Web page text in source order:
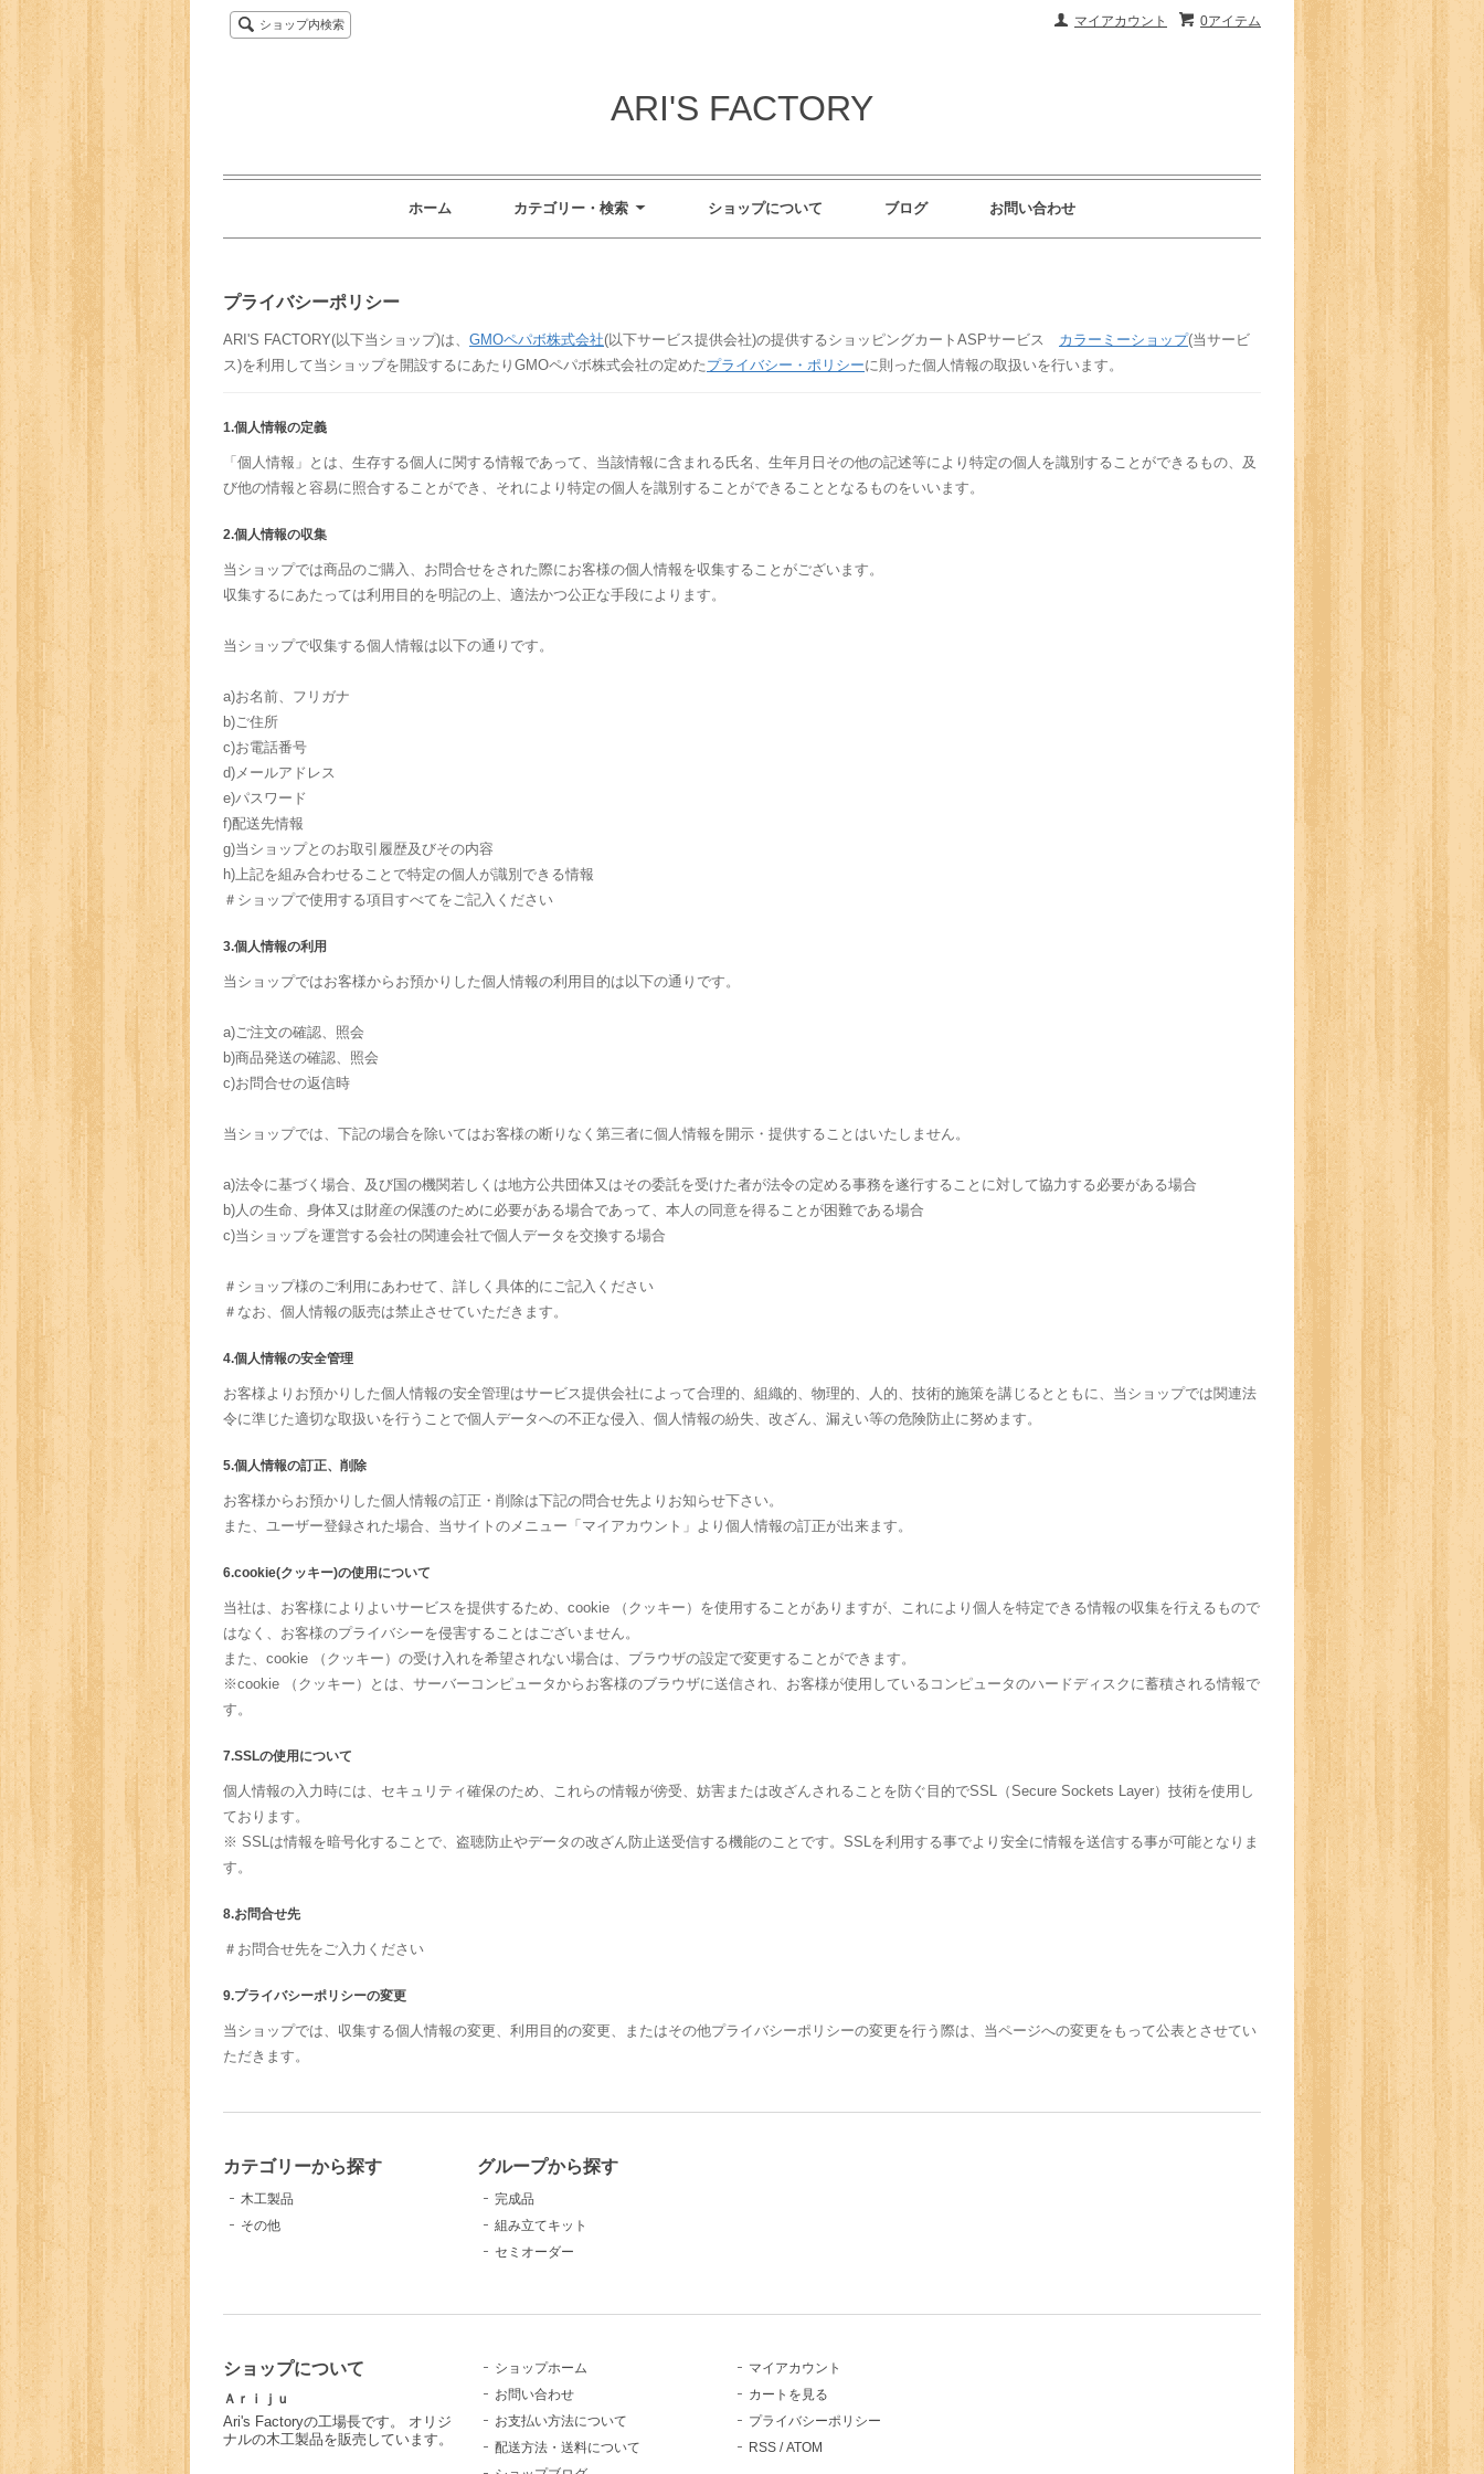
0アイテム
マイアカウント
ショップ内検索
ARI'S FACTORY
ホーム カテゴリー・検索 ショップについて ブログ お問い合わせ
プライバシーポリシー
ARI'S FACTORY(以下当ショップ)は、 GMOペパボ株式会社(以下サービス提供会社)の提供するショッピングカートASPサービス カラーミーショップ(当サービ
ス)を利用して当ショップを開設するにあたりGMOペパボ株式会社の定めたプライバシー・ポリシーに則った個人情報の取扱いを行います。
1.個人情報の定義
「個人情報」とは、生存する個人に関する情報であって、当該情報に含まれる氏名、生年月日その他の記述等により特定の個人を識別することができるもの、及
び他の情報と容易に照合することができ、それにより特定の個人を識別することができることとなるものをいいます。
2.個人情報の収集
当ショップでは商品のご購入、お問合せをされた際にお客様の個人情報を収集することがございます。
収集するにあたっては利用目的を明記の上、適法かつ公正な手段によります。
当ショップで収集する個人情報は以下の通りです。
a)お名前、フリガナ
b)ご住所
c)お電話番号
d)メールアドレス
e)パスワード
f)配送先情報
g)当ショップとのお取引履歴及びその内容
h)上記を組み合わせることで特定の個人が識別できる情報
＃ショップで使用する項目すべてをご記入ください
3.個人情報の利用
当ショップではお客様からお預かりした個人情報の利用目的は以下の通りです。
a)ご注文の確認、照会
b)商品発送の確認、照会
c)お問合せの返信時
当ショップでは、下記の場合を除いてはお客様の断りなく第三者に個人情報を開示・提供することはいたしません。
a)法令に基づく場合、及び国の機関若しくは地方公共団体又はその委託を受けた者が法令の定める事務を遂行することに対して協力する必要がある場合
b)人の生命、身体又は財産の保護のために必要がある場合であって、本人の同意を得ることが困難である場合
c)当ショップを運営する会社の関連会社で個人データを交換する場合
＃ショップ様のご利用にあわせて、詳しく具体的にご記入ください
＃なお、個人情報の販売は禁止させていただきます。
4.個人情報の安全管理
お客様よりお預かりした個人情報の安全管理はサービス提供会社によって合理的、組織的、物理的、人的、技術的施策を講じるとともに、当ショップでは関連法
令に準じた適切な取扱いを行うことで個人データへの不正な侵入、個人情報の紛失、改ざん、漏えい等の危険防止に努めます。
5.個人情報の訂正、削除
お客様からお預かりした個人情報の訂正・削除は下記の問合せ先よりお知らせ下さい。
また、ユーザー登録された場合、当サイトのメニュー「マイアカウント」より個人情報の訂正が出来ます。
6.cookie(クッキー)の使用について
当社は、お客様によりよいサービスを提供するため、cookie （クッキー）を使用することがありますが、これにより個人を特定できる情報の収集を行えるもので
はなく、お客様のプライバシーを侵害することはございません。
また、cookie （クッキー）の受け入れを希望されない場合は、ブラウザの設定で変更することができます。
※cookie （クッキー）とは、サーバーコンピュータからお客様のブラウザに送信され、お客様が使用しているコンピュータのハードディスクに蓄積される情報で
す。
7.SSLの使用について
個人情報の入力時には、セキュリティ確保のため、これらの情報が傍受、妨害または改ざんされることを防ぐ目的でSSL（Secure Sockets Layer）技術を使用し
ております。
※ SSLは情報を暗号化することで、盗聴防止やデータの改ざん防止送受信する機能のことです。SSLを利用する事でより安全に情報を送信する事が可能となりま
す。
8.お問合せ先
＃お問合せ先をご入力ください
9.プライバシーポリシーの変更
当ショップでは、収集する個人情報の変更、利用目的の変更、またはその他プライバシーポリシーの変更を行う際は、当ページへの変更をもって公表とさせてい
ただきます。
カテゴリーから探す
木工製品
その他
グループから探す
完成品
組み立てキット
セミオーダー
ショップについて
Ａｒｉｊｕ
Ari's Factoryの工場長です。 オリジ
ナルの木工製品を販売しています。
ショップホーム
お問い合わせ
お支払い方法について
配送方法・送料について
マイアカウント
カートを見る
プライバシーポリシー
RSS /ATOM